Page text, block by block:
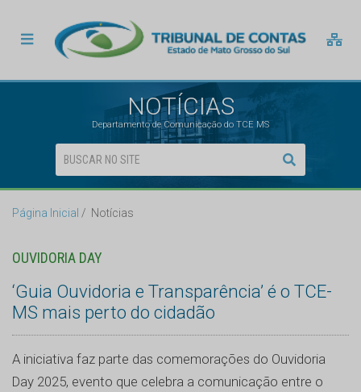
NOTÍCIAS
Departamento de Comunicação do TCE MS
Página Inicial Notícias
OUVIDORIA DAY
‘Guia Ouvidoria e Transparência’ é o TCE-
MS mais perto do cidadão
A iniciativa faz parte das comemorações do Ouvidoria
Day 2025, evento que celebra a comunicação entre o